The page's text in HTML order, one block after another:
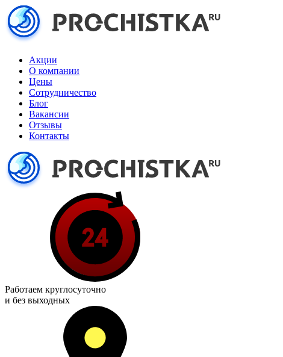
Акции
О компании
Цены
Сотрудничество
Блог
Вакансии
Отзывы
Контакты
Работаем круглосуточно
и без выходных